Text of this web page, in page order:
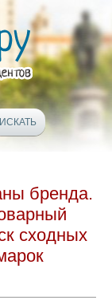
бренда.
сходных